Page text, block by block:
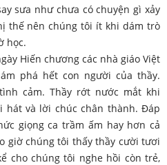
sưa như chưa có chuyện gì xảy
thế nên chúng tôi ít khi dám trò
học.
Hiến chương các nhà giáo Việt
phá hết con người của thầy.
cảm. Thầy rớt nước mắt khi
hát và lời chúc chân thành. Đáp
giọng ca trầm ấm hay hơn cả
giờ chúng tôi thấy thầy cười tươi
cho chúng tôi nghe hồi còn trẻ,